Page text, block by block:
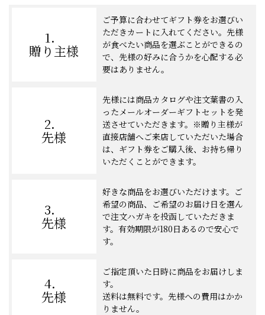
1．
贈り主様
ご予算に合わせてギフト券をお選びい
ただきカートに入れてください。先様
が食べたい商品を選ぶことができるの
で、先様の好みに合うかを心配する必
要はありません。
2．
先様
先様には商品カタログや注文葉書の入
ったメールオーダーギフトセットを発
送させていただきます。※贈り主様が
直接店舗へご来店していただいた場合
は、ギフト券をご購入後、お持ち帰り
いただくことができます。
3．
先様
好きな商品をお選びいただけます。ご
希望の商品、ご希望のお届け日を選ん
で注文ハガキを投函していただきま
す。有効期限が180日あるので安心で
す。
4．
先様
ご指定頂いた日時に商品をお届けしま
す。
送料は無料です。先様への費用はかか
りません。